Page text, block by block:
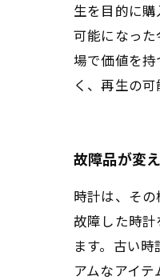
生を目的に
可能になっ
場で価値を
く、再生の
故障品が変
時計は、そ
故障した時
ます。古い
アムなアイ